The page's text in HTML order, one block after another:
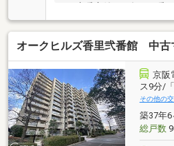
食器洗浄乾燥機付で家事も
オークヒルズ香里弐番館 中古
京阪
ス9分/
その他の
築37年
総戸数